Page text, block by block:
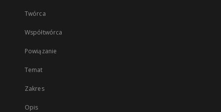
Twórca
Współtwórca
Powiązanie
Temat
Zakres
Opis